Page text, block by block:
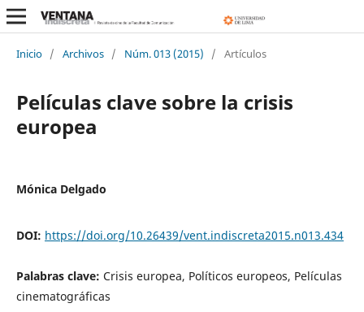
Inicio / Archivos / Núm. 013 (2015) / Artículos
Películas clave sobre la crisis
europea
Mónica Delgado
DOI: https://doi.org/10.26439/vent.indiscreta2015.n013.434
Palabras clave: Crisis europea, Políticos europeos, Películas
cinematográficas